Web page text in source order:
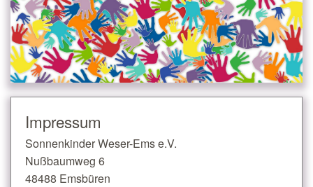
Vorstand
Unsere Ziele
Ihre Spende
Aktuelles/Presse
Impressum
Sonnenkinder Weser-Ems e.V.
Nußbaumweg 6
48488 Emsbüren